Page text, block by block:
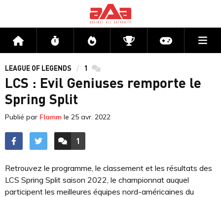
Accueil Flux Directs CompétitionsActu jeux
LEAGUE OF LEGENDS 1 commentaires
LCS : Evil Geniuses remporte le
Spring Split
Publié par Flamm le 25 avr. 2022
ACCÉDER AUX
1
COMMENTAIRES
Retrouvez le programme, le classement et les résultats des
LCS Spring Split saison 2022, le championnat auquel
participent les meilleures équipes nord-américaines du